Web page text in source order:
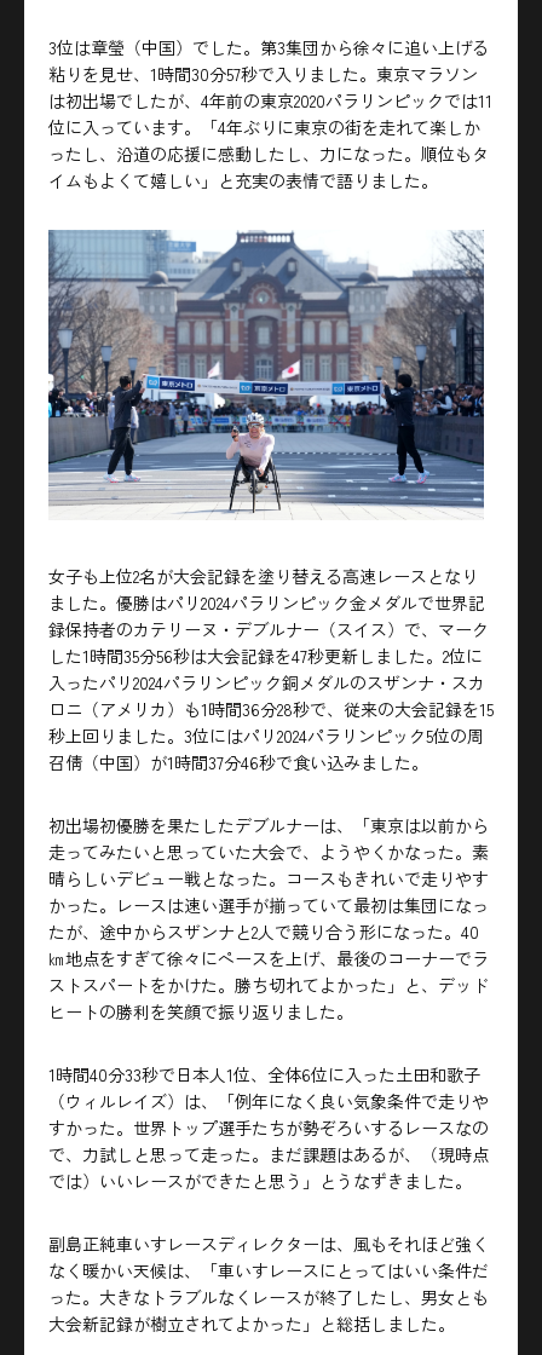
3位は章瑩（中国）でした。第3集団から徐々に追い上げる
粘りを見せ、1時間30分57秒で入りました。東京マラソン
は初出場でしたが、4年前の東京2020パラリンピックでは11
位に入っています。「4年ぶりに東京の街を走れて楽しか
ったし、沿道の応援に感動したし、力になった。順位もタ
イムもよくて嬉しい」と充実の表情で語りました。
女子も上位2名が大会記録を塗り替える高速レースとなり
ました。優勝はパリ2024パラリンピック金メダルで世界記
録保持者のカテリーヌ・デブルナー（スイス）で、マーク
した1時間35分56秒は大会記録を47秒更新しました。2位に
入ったパリ2024パラリンピック銅メダルのスザンナ・スカ
ロニ（アメリカ）も1時間36分28秒で、従来の大会記録を15
秒上回りました。3位にはパリ2024パラリンピック5位の周
召倩（中国）が1時間37分46秒で食い込みました。
初出場初優勝を果たしたデブルナーは、「東京は以前から
走ってみたいと思っていた大会で、ようやくかなった。素
晴らしいデビュー戦となった。コースもきれいで走りやす
かった。レースは速い選手が揃っていて最初は集団になっ
たが、途中からスザンナと2人で競り合う形になった。40
㎞地点をすぎて徐々にペースを上げ、最後のコーナーでラ
ストスパートをかけた。勝ち切れてよかった」と、デッド
ヒートの勝利を笑顔で振り返りました。
1時間40分33秒で日本人1位、全体6位に入った土田和歌子
（ウィルレイズ）は、「例年になく良い気象条件で走りや
すかった。世界トップ選手たちが勢ぞろいするレースなの
で、力試しと思って走った。まだ課題はあるが、（現時点
では）いいレースができたと思う」とうなずきました。
副島正純車いすレースディレクターは、風もそれほど強く
なく暖かい天候は、「車いすレースにとってはいい条件だ
った。大きなトラブルなくレースが終了したし、男女とも
大会新記録が樹立されてよかった」と総括しました。